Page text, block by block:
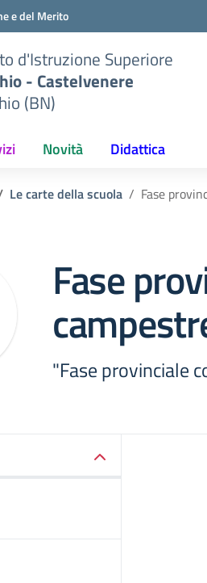
e del Merito
d'Istruzione Superiore
- Castelvenere
(BN)
Novità Didattica
Le carte della scuola Fase
Fase
"Fase provinciale